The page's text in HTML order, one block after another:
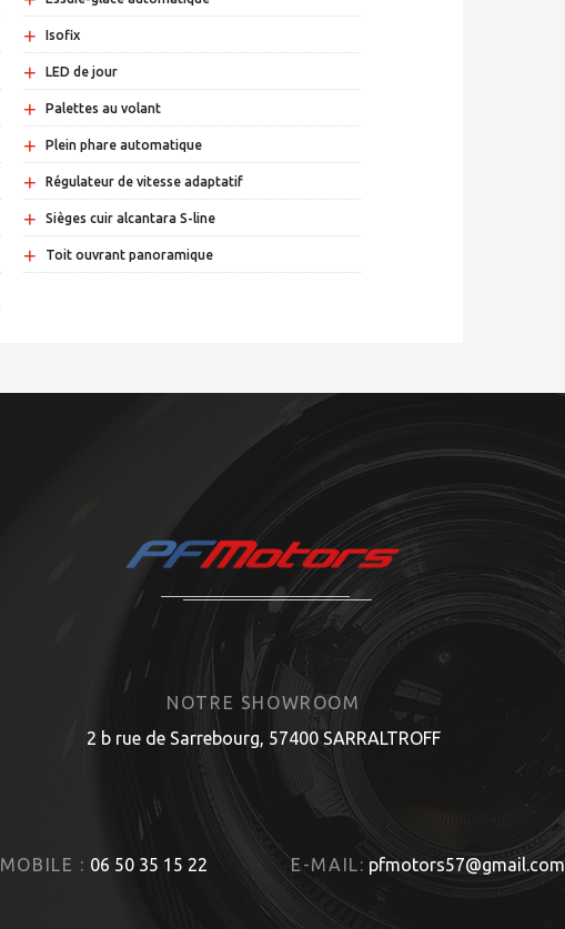
+ Isofix
+ LED de jour
+ Palettes au volant
+ Plein phare automatique
+ Régulateur de vitesse adaptatif
+ Sièges cuir alcantara S-line
+ Toit ouvrant panoramique
NOTRE SHOWROOM
2 b rue de Sarrebourg, 57400 SARRALTROFF
MOBILE : 06 50 35 15 22 E-MAIL: pfmotors57@gmail.com